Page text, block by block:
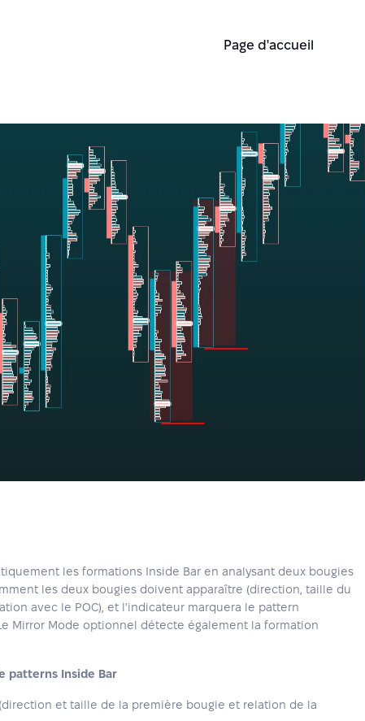
Page d'accueil
les formations Inside Bar en analysant deux bougies
les deux bougies doivent apparaître (direction, taille du
avec le POC), et l'indicateur marquera le pattern
Mirror Mode optionnel détecte également la formation
patterns Inside Bar
et taille de la première bougie et relation de la